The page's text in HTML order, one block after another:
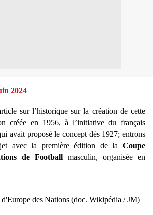
2024
sur l’historique sur la création de cette
créée en 1956, à l’initiative du français
avait proposé le concept dès 1927; entrons
avec la première édition de la Coupe
de Football masculin, organisée en
des Nations (doc. Wikipédia / JM)